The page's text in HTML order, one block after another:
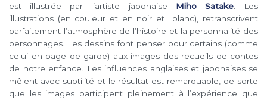
est illustrée par l’artiste japonaise Miho Satake. Les
illustrations (en couleur et en noir et blanc), retranscrivent
parfaitement l’atmosphère de l’histoire et la personnalité des
personnages. Les dessins font penser pour certains (comme
celui en page de garde) aux images des recueils de contes
de notre enfance. Les influences anglaises et japonaises se
mêlent avec subtilité et le résultat est remarquable, de sorte
que les images participent pleinement à l’expérience que